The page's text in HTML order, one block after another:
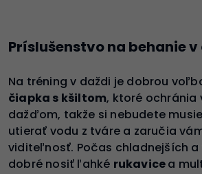
Príslušenstvo na behanie
Na tréning v daždi je dobrou
čiapka s kšiltom, ktoré ochránia
dažďom, takže si nebudete
utierať vodu z tváre a zaručia
viditeľnosť. Počas chladnejších
dobré nosiť ľahké rukavicea